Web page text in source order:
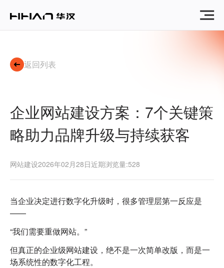
践：
返回列表
企业网站建设方案：7个关键策
略助力品牌升级与持续获客
网站建设2026年02月28日近期浏览量:528
当企业决定进行数字化升级时，很多管理层第一反应是
——
“我们需要重做网站。”
但真正的企业级网站建设，绝不是一次简单改版，而是一
场系统性的数字化工程。